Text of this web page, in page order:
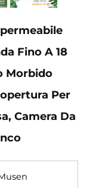
Fino A 18
Morbido
Per
Camera Da